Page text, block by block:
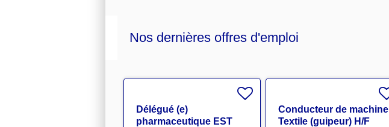
Nos dernières offres d'emploi
Délégué (e)
pharmaceutique EST
Conducteur de machine
Textile (guipeur) H/F